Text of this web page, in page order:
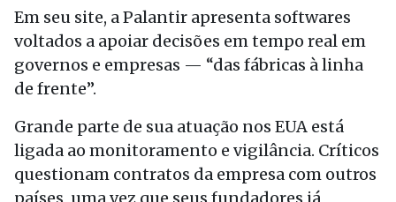
Em seu site, a Palantir apresenta softwares
voltados a apoiar decisões em tempo real em
governos e empresas — “das fábricas à linha
de frente”.
Grande parte de sua atuação nos EUA está
ligada ao monitoramento e vigilância. Críticos
questionam contratos da empresa com outros